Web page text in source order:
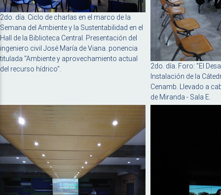
2do. día. Ciclo de charlas en el marco de la
Semana del Ambiente y la Sustentabilidad en el
Hall de la Biblioteca Central. Presentación del
ingeniero civil José María de Viana. ponencia
titulada "Ambiente y aprovechamiento actual
del recurso hídrico".
2do. día. Foro: "El
Instalación de la
Cenamb. Llevado a
de Miranda - Sala E.